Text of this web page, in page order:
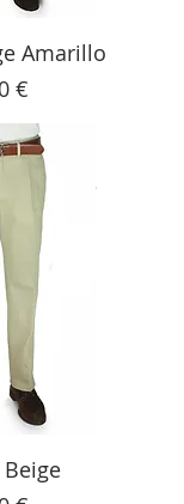
Amarillo
€